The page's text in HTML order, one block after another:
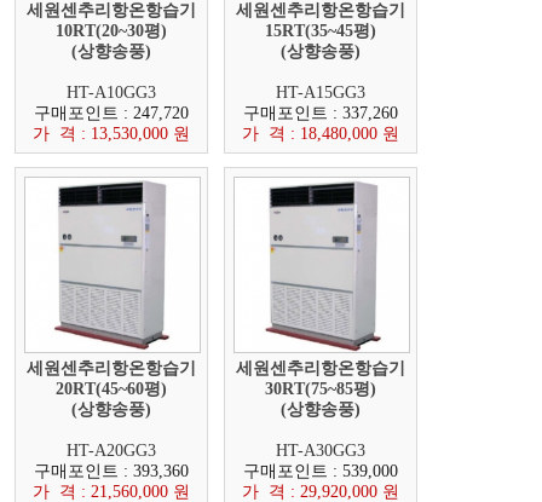
세원센추리항온항습기
10RT(20~30평)
(상향송풍)
HT-A10GG3
구매포인트 : 247,720
가 격 : 13,530,000 원
세원센추리항온항습기
15RT(35~45평)
(상향송풍)
HT-A15GG3
구매포인트 : 337,260
가 격 : 18,480,000 원
세원센추리항온항습기
20RT(45~60평)
(상향송풍)
HT-A20GG3
구매포인트 : 393,360
가 격 : 21,560,000 원
세원센추리항온항습기
30RT(75~85평)
(상향송풍)
HT-A30GG3
구매포인트 : 539,000
가 격 : 29,920,000 원